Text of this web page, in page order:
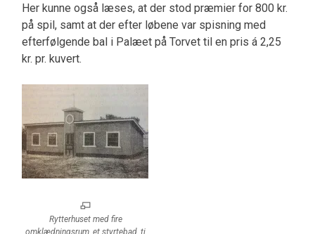
Her kunne også læses, at der stod præmier for 800 kr.
på spil, samt at der efter løbene var spisning med
efterfølgende bal i Palæet på Torvet til en pris á 2,25
kr. pr. kuvert.
Rytterhuset med fire
omklædningsrum, et styrtebad, ti